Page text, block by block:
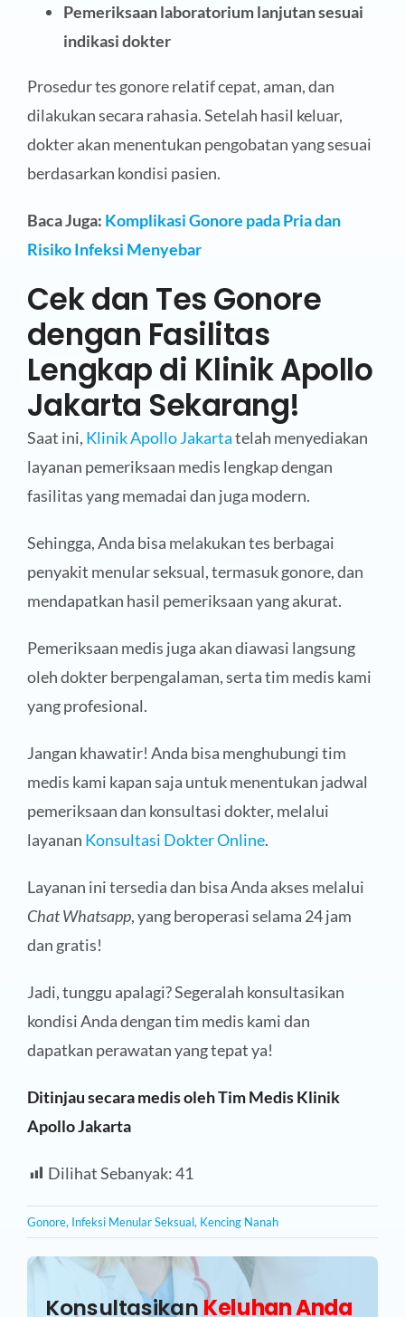
Pemeriksaan laboratorium lanjutan sesuai
indikasi dokter
Prosedur tes gonore relatif cepat, aman, dan
dilakukan secara rahasia. Setelah hasil keluar,
dokter akan menentukan pengobatan yang sesuai
berdasarkan kondisi pasien.
Baca Juga: Komplikasi Gonore pada Pria dan
Risiko Infeksi Menyebar
Cek dan Tes Gonore
dengan Fasilitas
Lengkap di Klinik Apollo
Jakarta Sekarang!
Saat ini, Klinik Apollo Jakartatelah menyediakan
layanan pemeriksaan medis lengkap dengan
fasilitas yang memadai dan juga modern.
Sehingga, Anda bisa melakukan tes berbagai
penyakit menular seksual, termasuk gonore, dan
mendapatkan hasil pemeriksaan yang akurat.
Pemeriksaan medis juga akan diawasi langsung
oleh dokter berpengalaman, serta tim medis kami
yang profesional.
Jangan khawatir! Anda bisa menghubungi tim
medis kami kapan saja untuk menentukan jadwal
pemeriksaan dan konsultasi dokter, melalui
layanan Konsultasi Dokter Online.
Layanan ini tersedia dan bisa Anda akses melalui
Chat Whatsapp, yang beroperasi selama 24 jam
dan gratis!
Jadi, tunggu apalagi? Segeralah konsultasikan
kondisi Anda dengan tim medis kami dan
dapatkan perawatan yang tepat ya!
Ditinjau secara medis oleh Tim Medis Klinik
Apollo Jakarta
Dilihat Sebanyak:41
Gonore, Infeksi Menular Seksual, Kencing Nanah
KonsultasikanKeluhan Anda